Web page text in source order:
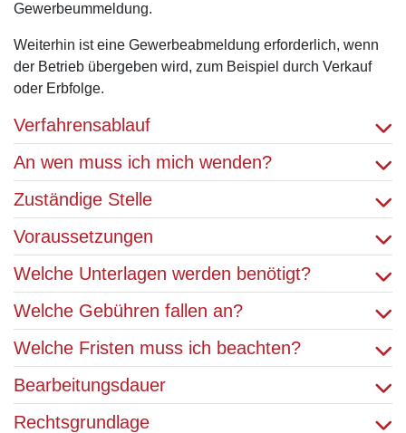
Gewerbeummeldung.
Weiterhin ist eine Gewerbeabmeldung erforderlich, wenn
der Betrieb übergeben wird, zum Beispiel durch Verkauf
oder Erbfolge.
Verfahrensablauf
An wen muss ich mich wenden?
Zuständige Stelle
Voraussetzungen
Welche Unterlagen werden benötigt?
Welche Gebühren fallen an?
Welche Fristen muss ich beachten?
Bearbeitungsdauer
Rechtsgrundlage